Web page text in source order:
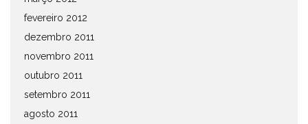
fevereiro 2012
dezembro 2011
novembro 2011
outubro 2011
setembro 2011
agosto 2011